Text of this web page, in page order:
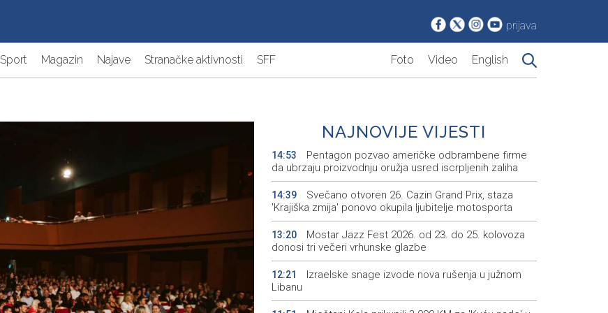
prijava
Sport Magazin Najave Stranačke aktivnosti SFF Foto Video English
NAJNOVIJE VIJESTI
14:53
Pentagon pozvao američke odbrambene firme
da ubrzaju proizvodnju oružja usred iscrpljenih zaliha
14:39
Svečano otvoren 26. Cazin Grand Prix, staza
'Krajiška zmija' ponovo okupila ljubitelje motosporta
13:20
Mostar Jazz Fest 2026. od 23. do 25. kolovoza
donosi tri večeri vrhunske glazbe
12:21
Izraelske snage izvode nova rušenja u južnom
Libanu